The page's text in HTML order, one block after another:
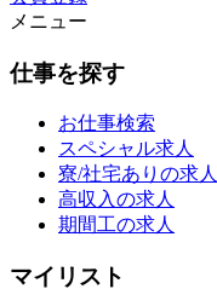
メニュー
仕事を探す
お仕事検索
スペシャル求人
寮/社宅ありの求人
高収入の求人
期間工の求人
マイリスト